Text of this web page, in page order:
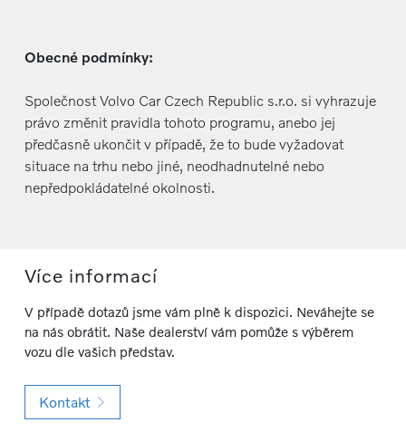
Obecné podmínky:
Společnost Volvo Car Czech Republic s.r.o. si vyhrazuje
právo změnit pravidla tohoto programu, anebo jej
předčasně ukončit v případě, že to bude vyžadovat
situace na trhu nebo jiné, neodhadnutelné nebo
nepředpokládatelné okolnosti.
Více informací
V případě dotazů jsme vám plně k dispozici. Neváhejte se
na nás obrátit. Naše dealerství vám pomůže s výběrem
vozu dle vašich představ.
Kontakt